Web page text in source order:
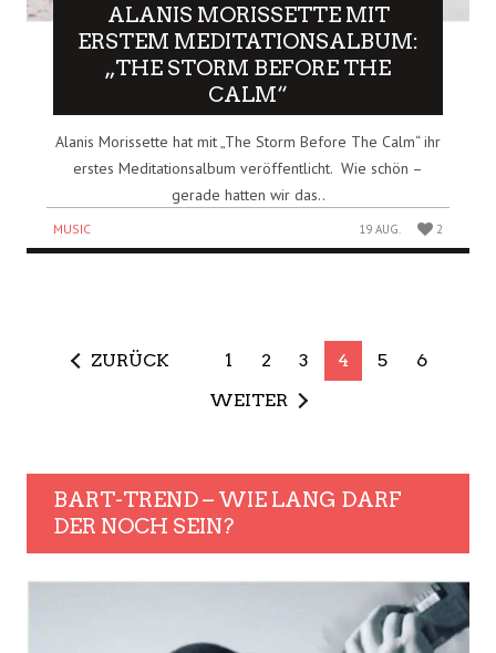
ALANIS MORISSETTE MIT
ERSTEM MEDITATIONSALBUM:
„THE STORM BEFORE THE
CALM“
Alanis Morissette hat mit „The Storm Before The Calm“ ihr
erstes Meditationsalbum veröffentlicht. Wie schön –
gerade hatten wir das..
MUSIC 19 AUG. 2
ZURÜCK 1 2 3 4 5
6
WEITER
BART-TREND – WIE LANG DARF
DER NOCH SEIN?